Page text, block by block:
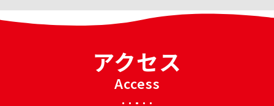
アクセス
Access